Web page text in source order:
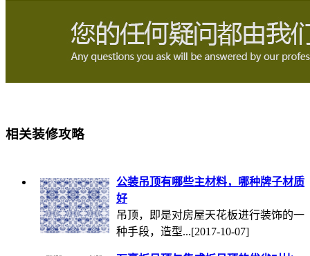
相关装修攻略
公装吊顶有哪些主材料，哪种牌子材质
好
吊顶，即是对房屋天花板进行装饰的一
种手段，造型...[2017-10-07]